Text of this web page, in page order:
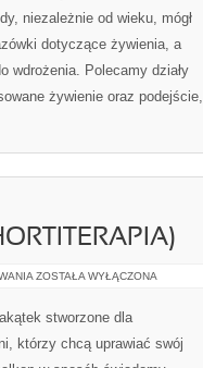
niezależnie od wieku, mógł
dotyczące żywienia, a
wdrożenia. Polecamy działy
żywienie oraz podejście,
OGRÓD
I
RELAKS
ZOSTAŁA WYŁĄCZONA
stworzone dla
którzy chcą uprawiać swój